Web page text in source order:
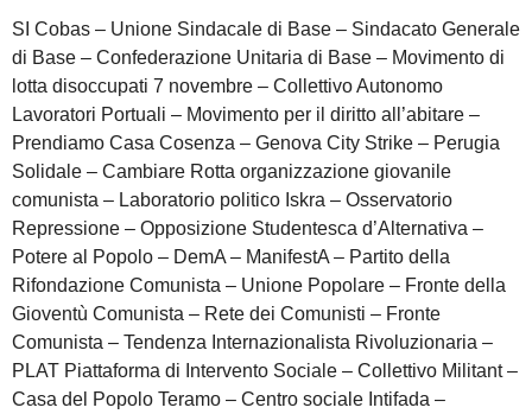
SI Cobas – Unione Sindacale di Base – Sindacato Generale
di Base – Confederazione Unitaria di Base – Movimento di
lotta disoccupati 7 novembre – Collettivo Autonomo
Lavoratori Portuali – Movimento per il diritto all’abitare –
Prendiamo Casa Cosenza – Genova City Strike – Perugia
Solidale – Cambiare Rotta organizzazione giovanile
comunista – Laboratorio politico Iskra – Osservatorio
Repressione – Opposizione Studentesca d’Alternativa –
Potere al Popolo – DemA – ManifestA – Partito della
Rifondazione Comunista – Unione Popolare – Fronte della
Gioventù Comunista – Rete dei Comunisti – Fronte
Comunista – Tendenza Internazionalista Rivoluzionaria –
PLAT Piattaforma di Intervento Sociale – Collettivo Militant –
Casa del Popolo Teramo – Centro sociale Intifada –